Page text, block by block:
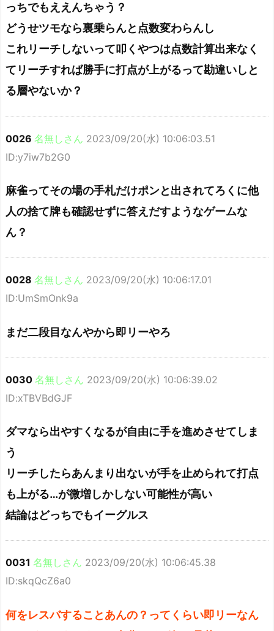
っちでもええんちゃう？
どうせツモなら裏乗らんと点数変わらんし
これリーチしないって叩くやつは点数計算出来なく
てリーチすれば勝手に打点が上がるって勘違いしと
る層やないか？
0026 名無しさん 2023/09/20(水) 10:06:03.51
ID:y7iw7b2G0
麻雀ってその場の手札だけポンと出されてろくに他
人の捨て牌も確認せずに答えだすようなゲームな
ん？
0028 名無しさん 2023/09/20(水) 10:06:17.01
ID:UmSmOnk9a
まだ二段目なんやから即リーやろ
0030 名無しさん 2023/09/20(水) 10:06:39.02
ID:xTBVBdGJF
ダマなら出やすくなるが自由に手を進めさせてしま
う
リーチしたらあんまり出ないが手を止められて打点
も上がる…が微増しかしない可能性が高い
結論はどっちでもイーグルス
0031 名無しさん 2023/09/20(水) 10:06:45.38
ID:skqQcZ6a0
何をレスバすることあんの？ってくらい即リーなん